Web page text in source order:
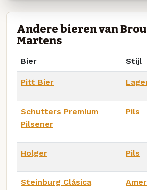
Andere bieren van
Martens
Bier Stijl
Pitt Bier
Schutters Premium
Pilsener
Pils
Holger Pils
Steinburg Clásica